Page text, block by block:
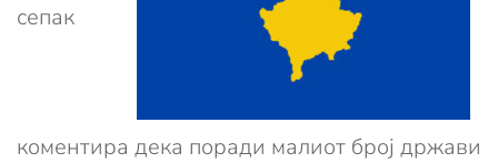
сепак
коментира дека поради малиот број држави